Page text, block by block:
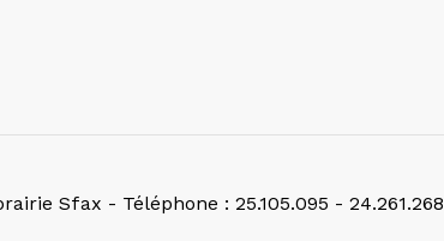
Sfax - Téléphone : 25.105.095 - 24.261.268